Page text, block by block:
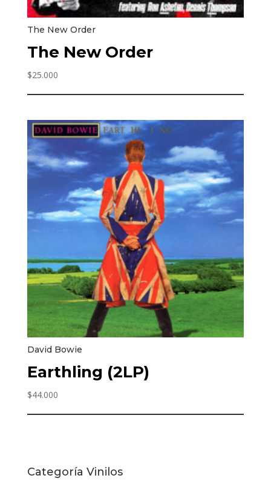
The New Order
The New Order
$25.000
David Bowie
Earthling (2LP)
$44.000
Categoría Vinilos